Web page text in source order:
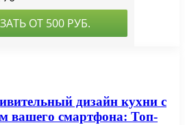
дизайн кухни с
вашего смартфона: Топ-